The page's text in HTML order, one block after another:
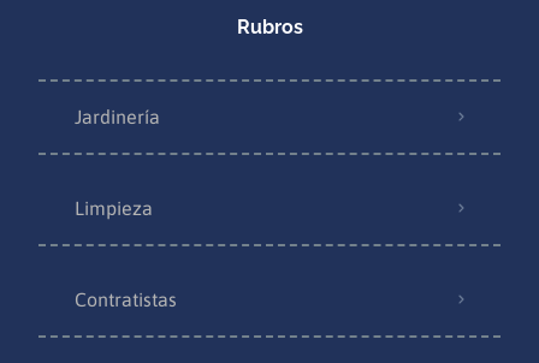
Rubros
Jardinería
Limpieza
Contratistas